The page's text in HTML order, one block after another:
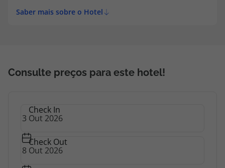
Saber mais sobre o Hotel
Consulte preços para este hotel!
Check In
Check Out